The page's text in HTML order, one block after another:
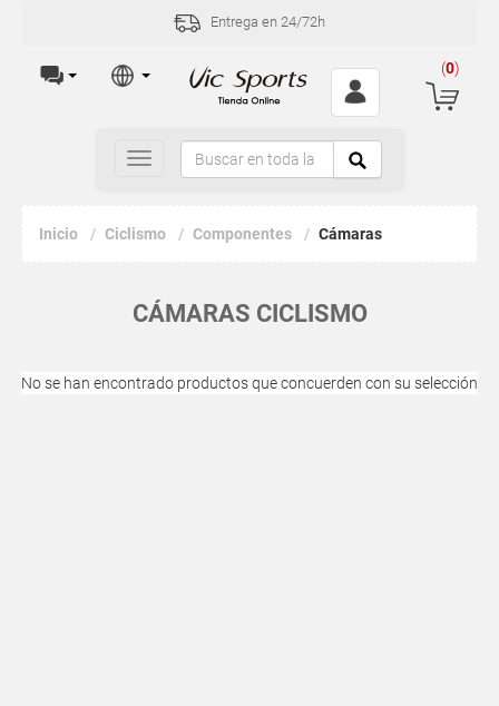
Entrega en 24/72h
(0)
Toggle
navigation
Inicio Ciclismo Componentes Cámaras
CÁMARAS CICLISMO
No se han encontrado productos que concuerden con su selección